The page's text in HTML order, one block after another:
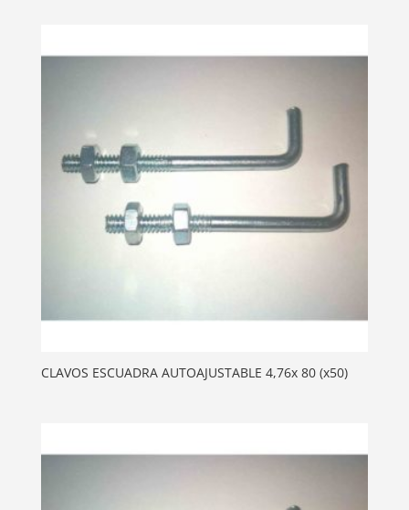
CLAVOS ESCUADRA AUTOAJUSTABLE 4,76x 80 (x50)